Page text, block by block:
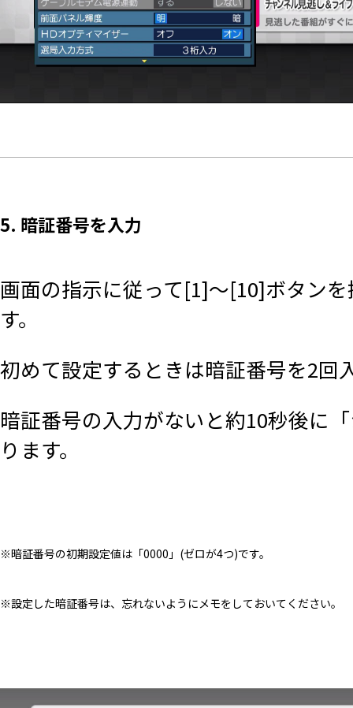
5. 暗証番号を入力
画面の指示に従って[1]～[10]ボタン
す。
初めて設定するときは暗証番号を2回
暗証番号の入力がないと約10秒後に
ります。
※暗証番号の初期設定値は「0000」(ゼロが4つ)です。
※設定した暗証番号は、忘れないようにメモをしておいてください。